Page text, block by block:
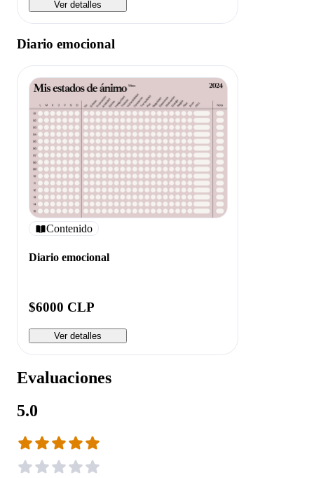
Ver detalles
Diario emocional
Contenido
Diario emocional
$6000 CLP
Ver detalles
Evaluaciones
5.0